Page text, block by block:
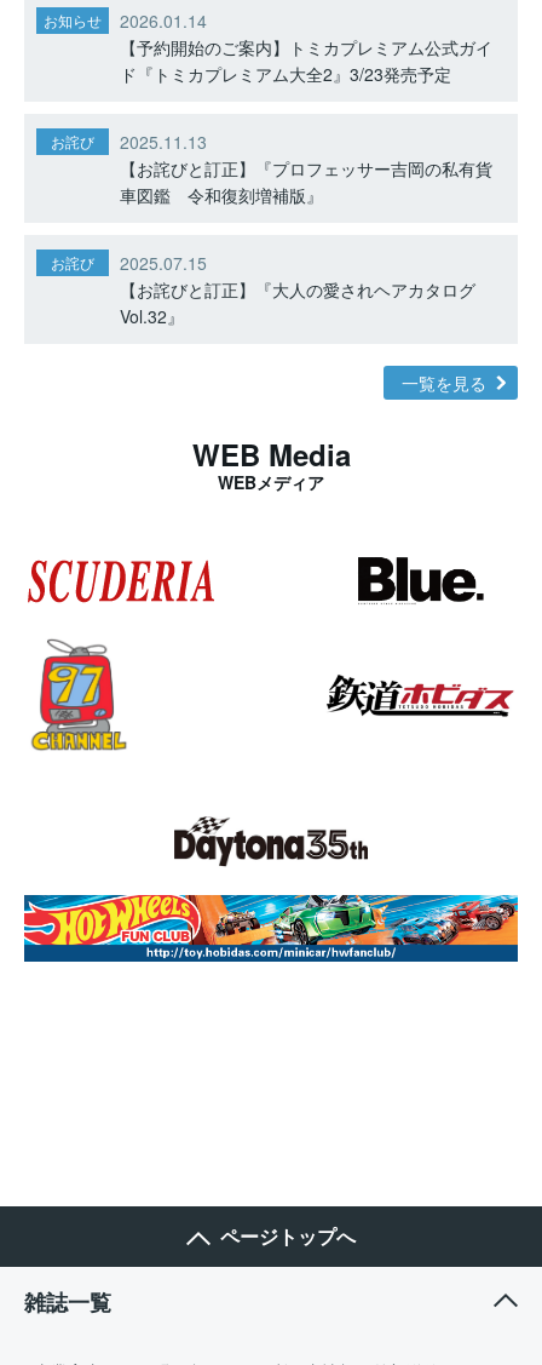
お知らせ
2026.01.14
【予約開始のご案内】トミカプレミアム公式ガイ
ド『トミカプレミアム大全2』3/23発売予定
お詫び
2025.11.13
【お詫びと訂正】『プロフェッサー吉岡の私有貨
車図鑑 令和復刻増補版』
お詫び
2025.07.15
【お詫びと訂正】『大人の愛されヘアカタログ
Vol.32』
一覧を見る
WEB Media
WEBメディア
ページトップへ
雑誌一覧